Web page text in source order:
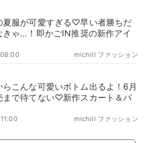
夏服が可愛すぎる♡早い者勝ちだ
きゃ…！即かごIN推奨の新作アイ
michill ファッション
らこんな可愛いボトム出るよ！6月
まで待てない♡新作スカート＆パ
michill ファッション